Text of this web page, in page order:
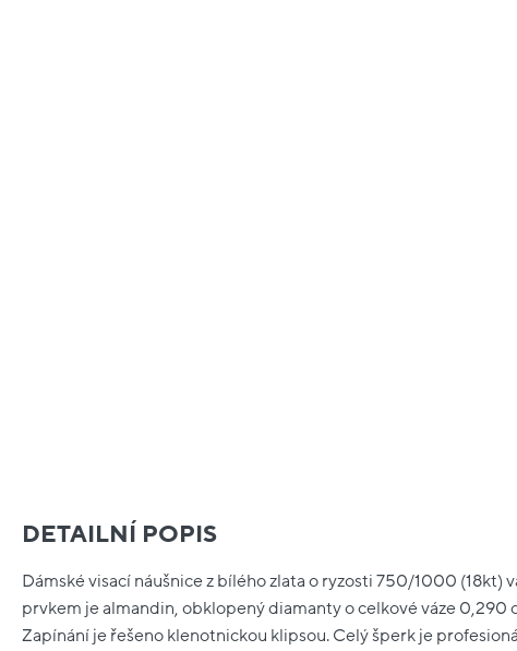
DETAILNÍ POPIS
Dámské visací náušnice z bílého zlata o ryzosti 750/1000 (18kt)
prvkem je almandin, obklopený diamanty o celkové váze 0,290
Zapínání je řešeno klenotnickou klipsou. Celý šperk je